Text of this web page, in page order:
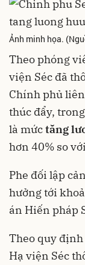
Ảnh minh họa.
Theo phóng
viện Séc đã
Chính phủ
thúc đẩy,
là mứctăng
hơn 40% so
Phe đối lập
hưởng tới
án Hiến pháp
Theo quy
Hạ viện Séc